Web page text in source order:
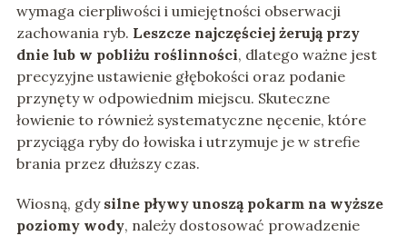
wymaga cierpliwości i umiejętności obserwacji
zachowania ryb. Leszcze najczęściej żerują przy
dnie lub w pobliżu roślinności, dlatego ważne jest
precyzyjne ustawienie głębokości oraz podanie
przynęty w odpowiednim miejscu. Skuteczne
łowienie to również systematyczne nęcenie, które
przyciąga ryby do łowiska i utrzymuje je w strefie
brania przez dłuższy czas.
Wiosną, gdy silne pływy unoszą pokarm na wyższe
poziomy wody, należy dostosować prowadzenie